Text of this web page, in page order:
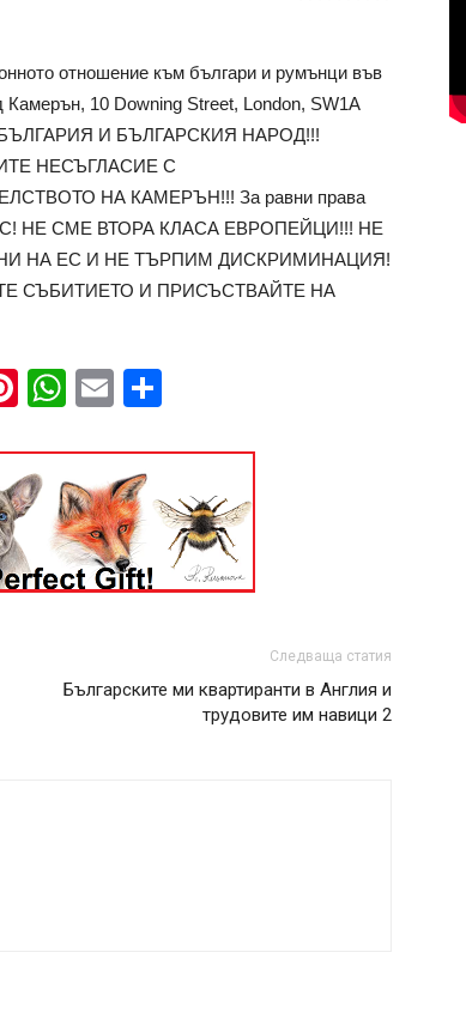
отношение към българи и румънци във
10 Downing Street, London, SW1A
И БЪЛГАРСКИЯ НАРОД!!!
НЕСЪГЛАСИЕ С
НА КАМЕРЪН!!! За равни права
ЕС! НЕ СМЕ ВТОРА КЛАСА ЕВРОПЕЙЦИ!!! НЕ
НА ЕС И НЕ ТЪРПИМ ДИСКРИМИНАЦИЯ!
СЪБИТИЕТО И ПРИСЪСТВАЙТЕ НА
Pinterest
WhatsApp
Email
Следваща статия
Българските ми квартиранти в Англия и
трудовите им навици 2